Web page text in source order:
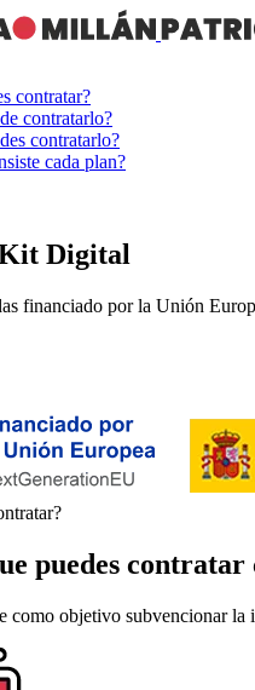
contratar?
contratarlo?
contratarlo?
cada plan?
Digital
financiado por la Unión
puedes contratar
como objetivo subvencionar la